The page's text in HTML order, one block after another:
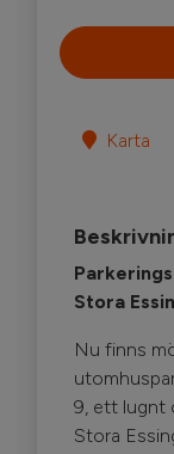
Karta
Stora
Nu finns
9, ett lugnt
Stora